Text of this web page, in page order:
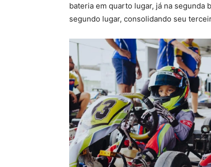
bateria em quarto lugar, já na segunda
segundo lugar, consolidando seu